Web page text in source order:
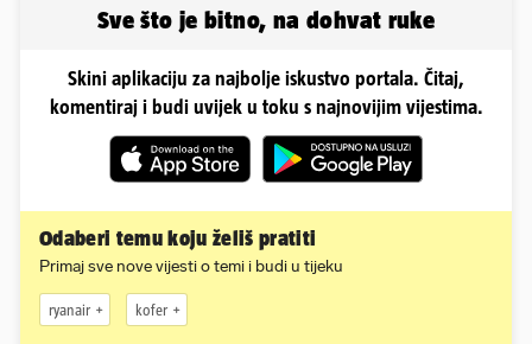
Sve što je bitno, na dohvat ruke
Skini aplikaciju za najbolje iskustvo portala. Čitaj,
komentiraj i budi uvijek u toku s najnovijim vijestima.
Odaberi temu koju želiš pratiti
Primaj sve nove vijesti o temi i budi u tijeku
ryanair kofer